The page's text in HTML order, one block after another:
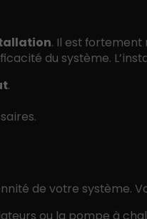
. Il est
du système.
.
de votre système.